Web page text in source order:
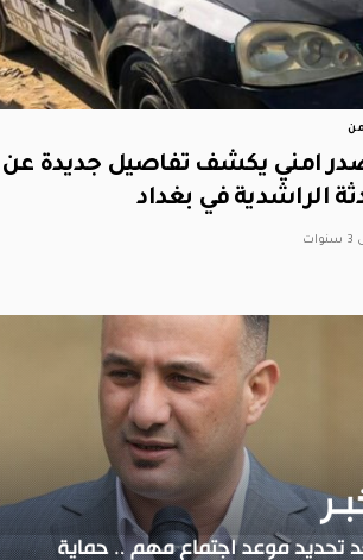
امني يكشف تفاصيل جديدة عن
الراشدية في بغداد